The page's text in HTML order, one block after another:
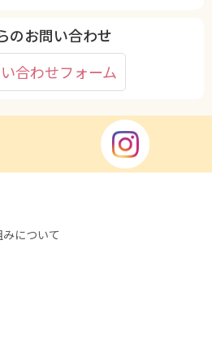
のお問い合わせ
合わせフォーム
について